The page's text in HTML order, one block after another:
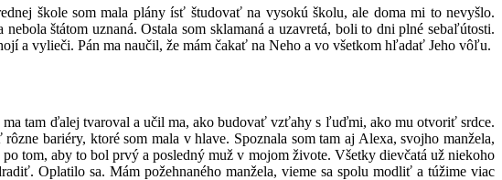
škole som mala plány ísť študovať na vysokú školu, ale doma mi to nevyšlo.
štátom uznaná. Ostala som sklamaná a uzavretá, boli to dni plné sebaľútosti.
a vylieči. Pán ma naučil, že mám čakať na Neho a vo všetkom hľadať Jeho vôľu.
tam ďalej tvaroval a učil ma, ako budovať vzťahy s ľuďmi, ako mu otvoriť srdce.
bariéry, ktoré som mala v hlave. Spoznala som tam aj Alexa, svojho manžela,
tom, aby to bol prvý a posledný muž v mojom živote. Všetky dievčatá už niekoho
Oplatilo sa. Mám požehnaného manžela, vieme sa spolu modliť a túžime viac